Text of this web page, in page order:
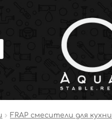
FRAP смесители для кухни